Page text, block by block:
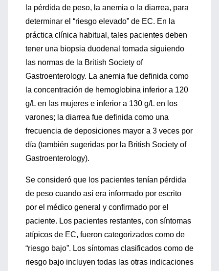
la pérdida de peso, la anemia o la diarrea, para
determinar el “riesgo elevado” de EC. En la
práctica clínica habitual, tales pacientes deben
tener una biopsia duodenal tomada siguiendo
las normas de la British Society of
Gastroenterology. La anemia fue definida como
la concentración de hemoglobina inferior a 120
g/L en las mujeres e inferior a 130 g/L en los
varones; la diarrea fue definida como una
frecuencia de deposiciones mayor a 3 veces por
día (también sugeridas por la British Society of
Gastroenterology).
Se consideró que los pacientes tenían pérdida
de peso cuando así era informado por escrito
por el médico general y confirmado por el
paciente. Los pacientes restantes, con síntomas
atípicos de EC, fueron categorizados como de
“riesgo bajo”. Los síntomas clasificados como de
riesgo bajo incluyen todas las otras indicaciones